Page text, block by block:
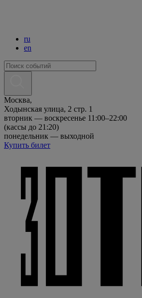
ru
en
Москва,
Ходынская улица, 2 стр. 1
вторник — воскресенье 11:00–22:00
(кассы до 21:20)
понедельник — выходной
Купить билет